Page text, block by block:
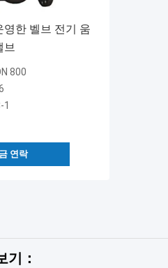
영한 벨브 전기 움
브
800
1
연락
기：